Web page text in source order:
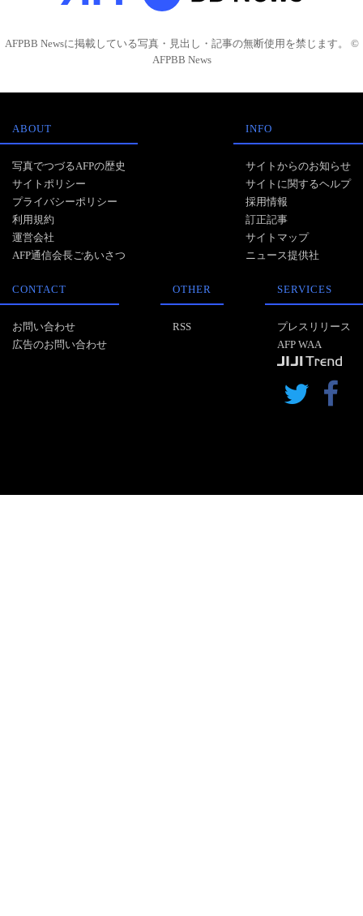
AFPBB Newsに掲載している写真・見出し・記事の無断使用を禁じます。 ©
AFPBB News
ABOUT
写真でつづるAFPの歴史
サイトポリシー
プライバシーポリシー
利用規約
運営会社
AFP通信会長ごあいさつ
INFO
サイトからのお知らせ
サイトに関するヘルプ
採用情報
訂正記事
サイトマップ
ニュース提供社
CONTACT
お問い合わせ
広告のお問い合わせ
OTHER
RSS
SERVICES
プレスリリース
AFP WAA